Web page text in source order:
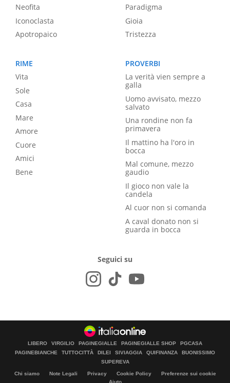
Neofita
Iconoclasta
Apotropaico
Paradigma
Gioia
Tristezza
RIME
Vita
Sole
Casa
Mare
Amore
Cuore
Amici
Bene
PROVERBI
La verità vien sempre a
galla
Uomo avvisato, mezzo
salvato
Una rondine non fa
primavera
Il mattino ha l'oro in
bocca
Mal comune, mezzo
gaudio
Il gioco non vale la
candela
Al cuor non si comanda
A caval donato non si
guarda in bocca
Seguici su
LIBERO VIRGILIO PAGINEGIALLE PAGINEGIALLE SHOP
PGCASA
PAGINEBIANCHE
TUTTOCITTÀ DILEI SIVIAGGIA QUIFINANZA
BUONISSIMO
SUPEREVA
Chi siamo Note Legali Privacy Cookie Policy
Preferenze sui cookie